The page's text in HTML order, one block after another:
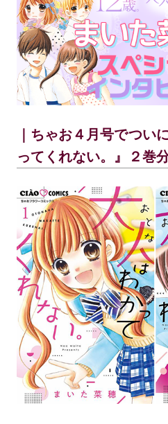
｜ちゃお４月号でつい
ってくれない。』２巻